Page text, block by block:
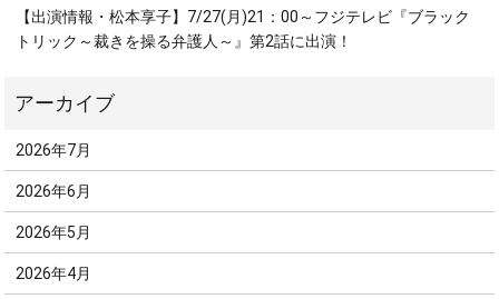
【出演情報・松本享子】7/27(月)21：00～フジテレビ『ブラック
トリック～裁きを操る弁護人～』第2話に出演！
2026年7月
2026年6月
2026年5月
2026年4月